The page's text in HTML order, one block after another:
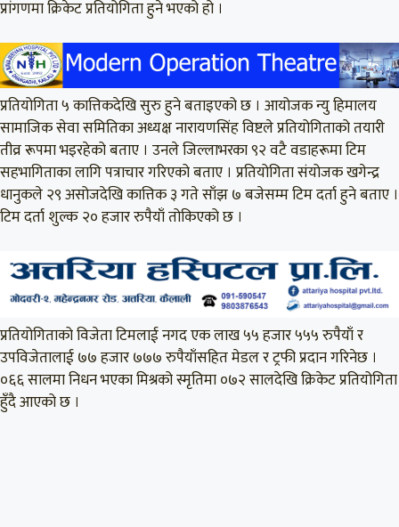
प्रांगणमा क्रिकेट प्रतियोगिता हुने भएको हो ।
प्रतियोगिता ५ कात्तिकदेखि सुरु हुने बताइएको छ । आयोजक न्यु हिमालय
सामाजिक सेवा समितिका अध्यक्ष नारायणसिंह विष्टले प्रतियोगिताको तयारी
तीव्र रूपमा भइरहेको बताए । उनले जिल्लाभरका ९२ वटै वडाहरूमा टिम
सहभागिताका लागि पत्राचार गरिएको बताए । प्रतियोगिता संयोजक खगेन्द्र
धानुकले २९ असोजदेखि कात्तिक ३ गते साँझ ७ बजेसम्म टिम दर्ता हुने बताए ।
टिम दर्ता शुल्क २० हजार रुपैयाँ तोकिएको छ ।
प्रतियोगिताको विजेता टिमलाई नगद एक लाख ५५ हजार ५५५ रुपैयाँ र
उपविजेतालाई ७७ हजार ७७७ रुपैयाँसहित मेडल र ट्रफी प्रदान गरिनेछ ।
०६६ सालमा निधन भएका मिश्रको स्मृतिमा ०७२ सालदेखि क्रिकेट प्रतियोगिता
हुँदै आएको छ ।